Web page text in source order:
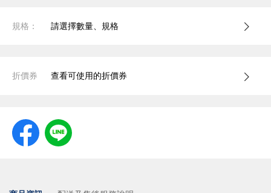
規格： 請選擇數量、規格
折價券 查看可使用的折價券